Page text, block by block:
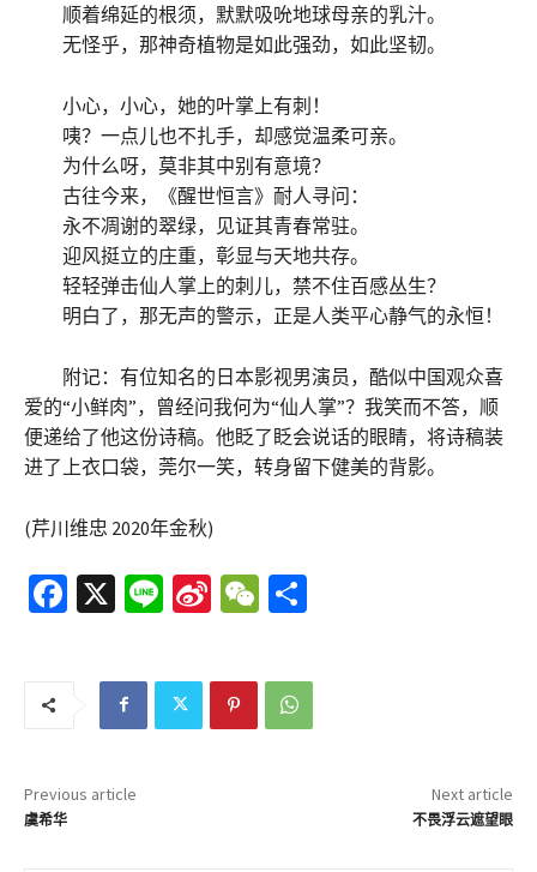
顺着绵延的根须，默默吸吮地球母亲的乳汁。
无怪乎，那神奇植物是如此强劲，如此坚韧。
小心，小心，她的叶掌上有刺！
咦？一点儿也不扎手，却感觉温柔可亲。
为什么呀，莫非其中别有意境？
古往今来，《醒世恒言》耐人寻问：
永不凋谢的翠绿，见证其青春常驻。
迎风挺立的庄重，彰显与天地共存。
轻轻弹击仙人掌上的刺儿，禁不住百感丛生？
明白了，那无声的警示，正是人类平心静气的永恒！
附记：有位知名的日本影视男演员，酷似中国观众喜
爱的“小鲜肉”，曾经问我何为“仙人掌”？我笑而不答，顺
便递给了他这份诗稿。他眨了眨会说话的眼睛，将诗稿装
进了上衣口袋，莞尔一笑，转身留下健美的背影。
(芹川维忠 2020年金秋)
Fa
k
X
Li
e
Si
a
W
W
C
Previous article
虞希华
Next article
不畏浮云遮望眼